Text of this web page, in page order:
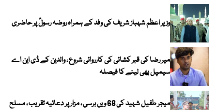
وزیر اعظم شہباز شریف کی وفد کے ہمراہ روضہ رسولؐ پر حاضری
میر رضا کی قبر کشائی کی کارروائی شروع ، والدین کے ڈی این اے
سیمپل بھی لینے کا فیصلہ
میجر طفیل شہید کی 68 ویں برسی ، مزار پر دعائیہ تقریب ، مسلح